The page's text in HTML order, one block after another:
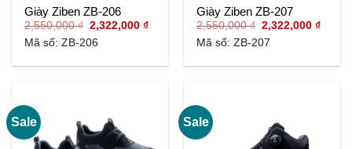
Giày Ziben ZB-206
2,550,000₫ Giá
là:
2,322,000₫Giá
2,322,000 ₫.
Mã số: ZB-206
Giày Ziben ZB-207
2,550,000₫ Giá
là:
2,322,000₫Giá
Mã số: ZB-207
Sale Sale